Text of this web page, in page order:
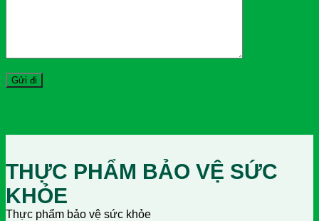
THỰC PHẨM BẢO VỆ SỨC
KHỎE
Thực phẩm bảo vệ sức khỏe